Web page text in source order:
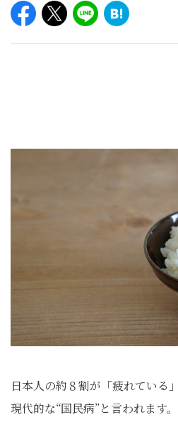
日本人の約８割が「疲れている
現代的な“国民病”と言われます